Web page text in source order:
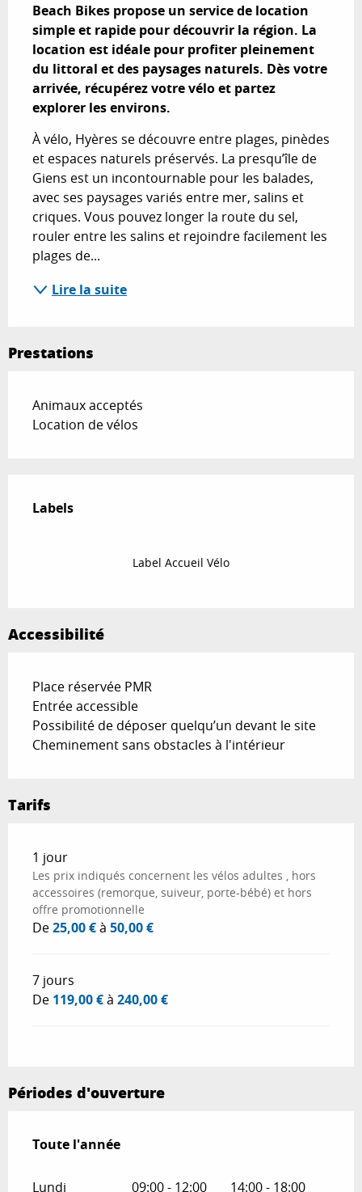
Beach Bikes propose un service de location
simple et rapide pour découvrir la région. La
location est idéale pour profiter pleinement
du littoral et des paysages naturels. Dès votre
arrivée, récupérez votre vélo et partez
explorer les environs.
À vélo, Hyères se découvre entre plages, pinèdes
et espaces naturels préservés. La presqu’île de
Giens est un incontournable pour les balades,
avec ses paysages variés entre mer, salins et
criques. Vous pouvez longer la route du sel,
rouler entre les salins et rejoindre facilement les
plages de...
Lire la suite
Prestations
Animaux acceptés
Location de vélos
Labels
Labels
Label Accueil Vélo
Accessibilité
Place réservée PMR
Entrée accessible
Possibilité de déposer quelqu’un devant le site
Cheminement sans obstacles à l'intérieur
Tarifs
Tarifs 2026
1 jour
Les prix indiqués concernent les vélos adultes , hors
accessoires (remorque, suiveur, porte-bébé) et hors
offre promotionnelle
De25,00 €à 50,00 €
7 jours
De 119,00 €à 240,00 €
Périodes d'ouverture
Toute l'année
Toute l'année
Lundi 09:00 - 12:00 14:00 - 18:00